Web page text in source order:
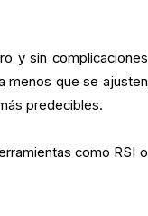
y sin complicaciones
menos que se ajusten
predecibles.
como RSI o